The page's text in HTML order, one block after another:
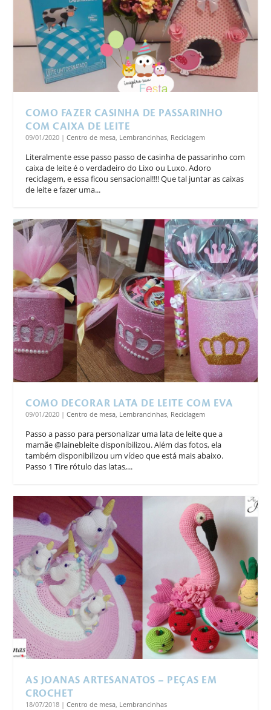
COMO FAZER CASINHA DE PASSARINHO
COM CAIXA DE LEITE
09/01/2020 |Centro de mesa, Lembrancinhas, Reciclagem
Literalmente esse passo passo de casinha de passarinho com
caixa de leite é o verdadeiro do Lixo ou Luxo. Adoro
reciclagem, e essa ficou sensacional!!!! Que tal juntar as caixas
de leite e fazer uma...
COMO DECORAR LATA DE LEITE COM EVA
09/01/2020 |Centro de mesa Lembrancinhas Reciclagem
Passo a passo para personalizar uma lata de leite que a
mamãe @lainebleite disponibilizou. Além das fotos, ela
também disponibilizou um vídeo que está mais abaixo.
Passo 1 Tire rótulo das latas,...
AS JOANAS ARTESANATOS – PEÇAS EM
CROCHET
18/07/2018 |Centro de mesa Lembrancinhas